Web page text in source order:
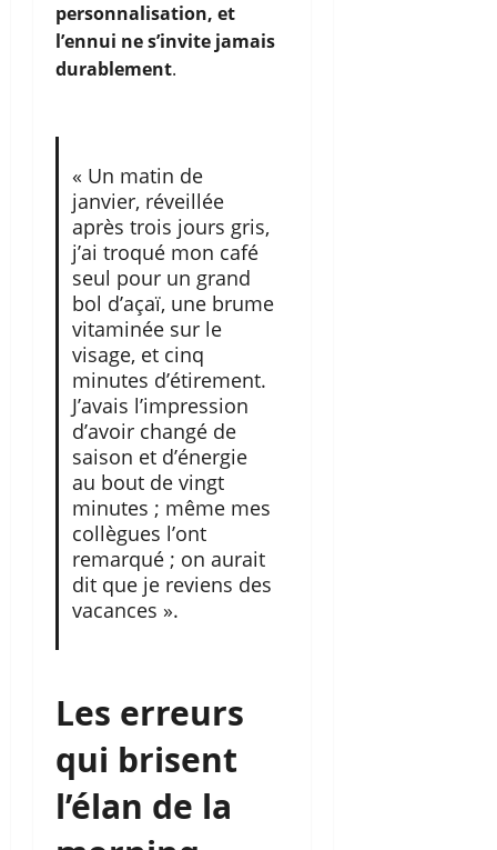
personnalisation, et
l’ennui ne s’invite jamais
durablement.
« Un matin de
janvier, réveillée
après trois jours gris,
j’ai troqué mon café
seul pour un grand
bol d’açaï, une brume
vitaminée sur le
visage, et cinq
minutes d’étirement.
J’avais l’impression
d’avoir changé de
saison et d’énergie
au bout de vingt
minutes ; même mes
collègues l’ont
remarqué ; on aurait
dit que je reviens des
vacances ».
Les erreurs
qui brisent
l’élan de la